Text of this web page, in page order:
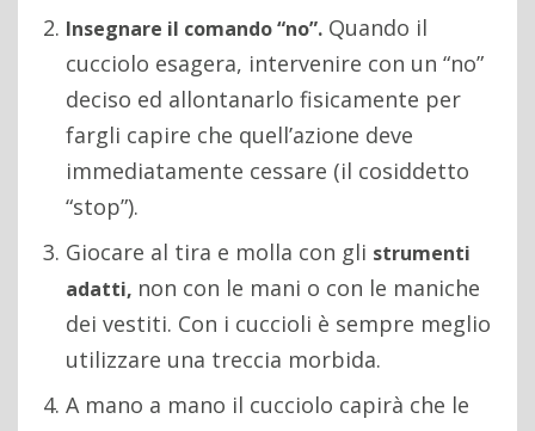
Insegnare il comando “no”. Quando il
cucciolo esagera, intervenire con un “no”
deciso ed allontanarlo fisicamente per
fargli capire che quell’azione deve
immediatamente cessare (il cosiddetto
“stop”).
Giocare al tira e molla con gli strumenti
adatti, non con le mani o con le maniche
dei vestiti. Con i cuccioli è sempre meglio
utilizzare una treccia morbida.
A mano a mano il cucciolo capirà che le